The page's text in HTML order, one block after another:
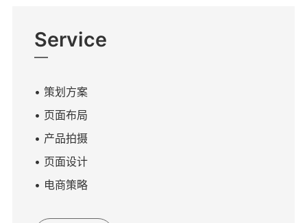
Service
• 策划方案
• 页面布局
• 产品拍摄
• 页面设计
• 电商策略